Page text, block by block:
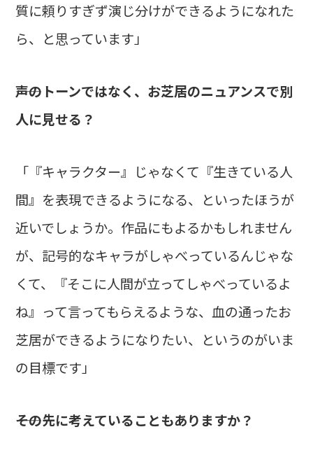
質に頼りすぎず演じ分けができるようになれた
ら、と思っています」
――声のトーンではなく、お芝居のニュアンスで別
人に見せる？
「『キャラクター』じゃなくて『生きている人
間』を表現できるようになる、といったほうが
近いでしょうか。作品にもよるかもしれません
が、記号的なキャラがしゃべっているんじゃな
くて、『そこに人間が立ってしゃべっているよ
ね』って言ってもらえるような、血の通ったお
芝居ができるようになりたい、というのがいま
の目標です」
――その先に考えていることもありますか？